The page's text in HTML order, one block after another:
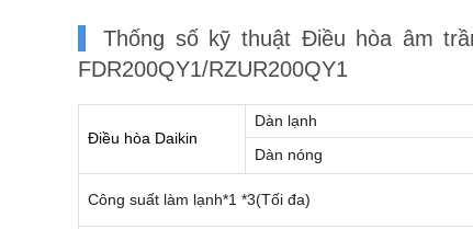
Thống số kỹ thuật Điều hòa âm
FDR200QY1/RZUR200QY1
Điều hòa Daikin
Dàn lạnh
Dàn nóng
Công suất làm lạnh*1 *3(Tối đa)